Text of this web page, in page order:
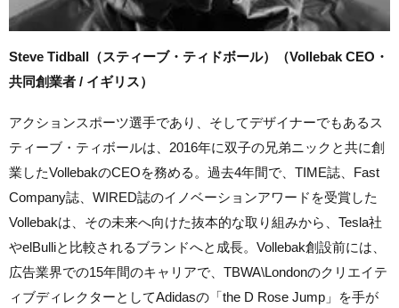
Steve Tidball（スティーブ・ティドボール）（Vollebak CEO・
共同創業者 / イギリス）
アクションスポーツ選手であり、そしてデザイナーでもあるス
ティーブ・ティボールは、2016年に双子の兄弟ニックと共に創
業したVollebakのCEOを務める。過去4年間で、TIME誌、Fast
Company誌、WIRED誌のイノベーションアワードを受賞した
Vollebakは、その未来へ向けた抜本的な取り組みから、Tesla社
やelBulliと比較されるブランドへと成長。Vollebak創設前には、
広告業界での15年間のキャリアで、TBWA\Londonのクリエイテ
ィブディレクターとしてAdidasの「the D Rose Jump」を手が